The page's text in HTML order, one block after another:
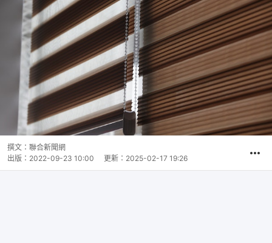
撰文： 聯合新聞網
出版： 2022-09-23 10:00 更新： 2025-02-17 19:26